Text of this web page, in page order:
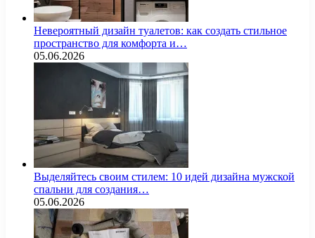
Невероятный дизайн туалетов: как создать стильное
пространство для комфорта и…
05.06.2026
Выделяйтесь своим стилем: 10 идей дизайна мужской
спальни для создания…
05.06.2026